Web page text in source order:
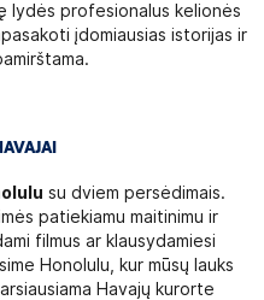
lydės profesionalus kelionės
įdomiausias istorijas ir
su dviem persėdimais.
patiekiamu maitinimu ir
filmus ar klausydamiesi
Honolulu, kur mūsų lauks
Havajų kurorte